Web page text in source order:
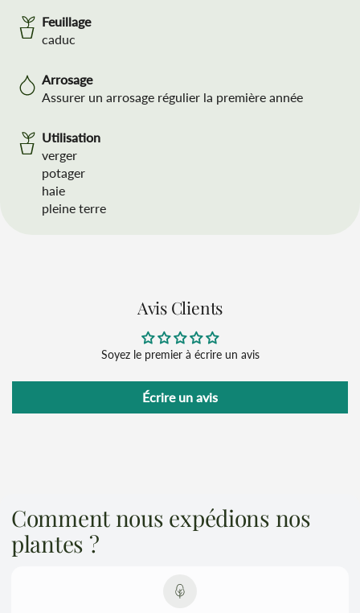
Feuillage
caduc
Arrosage
Assurer un arrosage régulier la première année
Utilisation
verger
potager
haie
pleine terre
Avis Clients
Soyez le premier à écrire un avis
Écrire un avis
Comment nous expédions nos
plantes ?